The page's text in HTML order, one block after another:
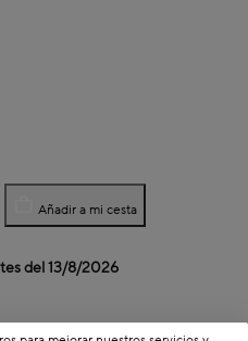
Añadir a mi cesta
del13/8/2026